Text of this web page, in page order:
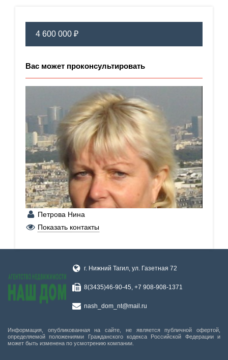
4 600 000 ₽
Вас может проконсультировать
Петрова Нина
+7 (950) 206-26-84
Показать контакты
г. Нижний Тагил, ул. Газетная 72
8(3435)46-90-45, +7 908-908-1371
nash_dom_nt@mail.ru
Информация, опубликованная на сайте, не является публичной офертой,
определяемой положениями Гражданского кодекса Российской Федерации и
может быть изменена по усмотрению компании.